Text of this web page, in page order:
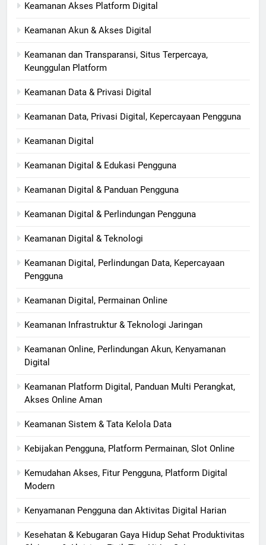
Keamanan Akses Platform Digital
Keamanan Akun & Akses Digital
Keamanan dan Transparansi, Situs Terpercaya,
Keunggulan Platform
Keamanan Data & Privasi Digital
Keamanan Data, Privasi Digital, Kepercayaan Pengguna
Keamanan Digital
Keamanan Digital & Edukasi Pengguna
Keamanan Digital & Panduan Pengguna
Keamanan Digital & Perlindungan Pengguna
Keamanan Digital & Teknologi
Keamanan Digital, Perlindungan Data, Kepercayaan
Pengguna
Keamanan Digital, Permainan Online
Keamanan Infrastruktur & Teknologi Jaringan
Keamanan Online, Perlindungan Akun, Kenyamanan
Digital
Keamanan Platform Digital, Panduan Multi Perangkat,
Akses Online Aman
Keamanan Sistem & Tata Kelola Data
Kebijakan Pengguna, Platform Permainan, Slot Online
Kemudahan Akses, Fitur Pengguna, Platform Digital
Modern
Kenyamanan Pengguna dan Aktivitas Digital Harian
Kesehatan & Kebugaran Gaya Hidup Sehat Produktivitas